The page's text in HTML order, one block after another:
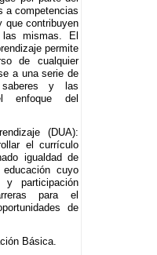
a competencias
que contribuyen
mismas. El
permite
de cualquier
a una serie de
y las
enfoque del
(DUA):
el currículo
igualdad de
cuyo
participación
para el
de
Básica.